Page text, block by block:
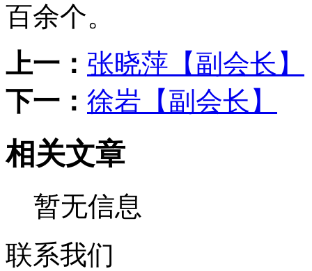
百余个。
上一： 张晓萍【副会长】
下一： 徐岩【副会长】
相关文章
暂无信息
联系我们